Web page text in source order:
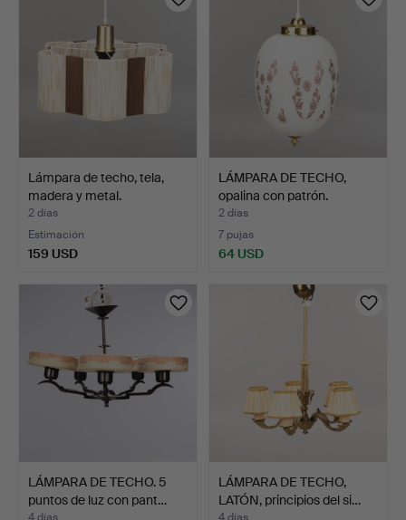
Lámpara de techo, tela,
madera y metal.
2 días
Estimación
159 USD
LÁMPARA DE TECHO,
opalina con patrón.
2 días
7 pujas
64 USD
LÁMPARA DE TECHO. 5
puntos de luz con pant…
4 días
LÁMPARA DE TECHO,
LATÓN, principios del si…
4 días